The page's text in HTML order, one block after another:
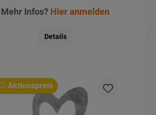
Mehr Infos? Hier anmelden
Details
Aktionspreis